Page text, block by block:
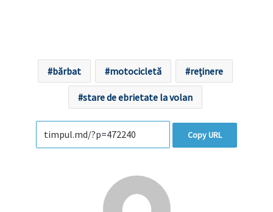
bărbat motocicletă reținere
stare de ebrietate la volan
Copy URL